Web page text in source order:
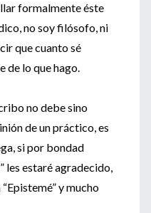
formalmente éste
no soy filósofo, ni
que cuanto sé
de lo que hago.
no debe sino
de un práctico, es
si por bondad
les estaré agradecido,
y mucho